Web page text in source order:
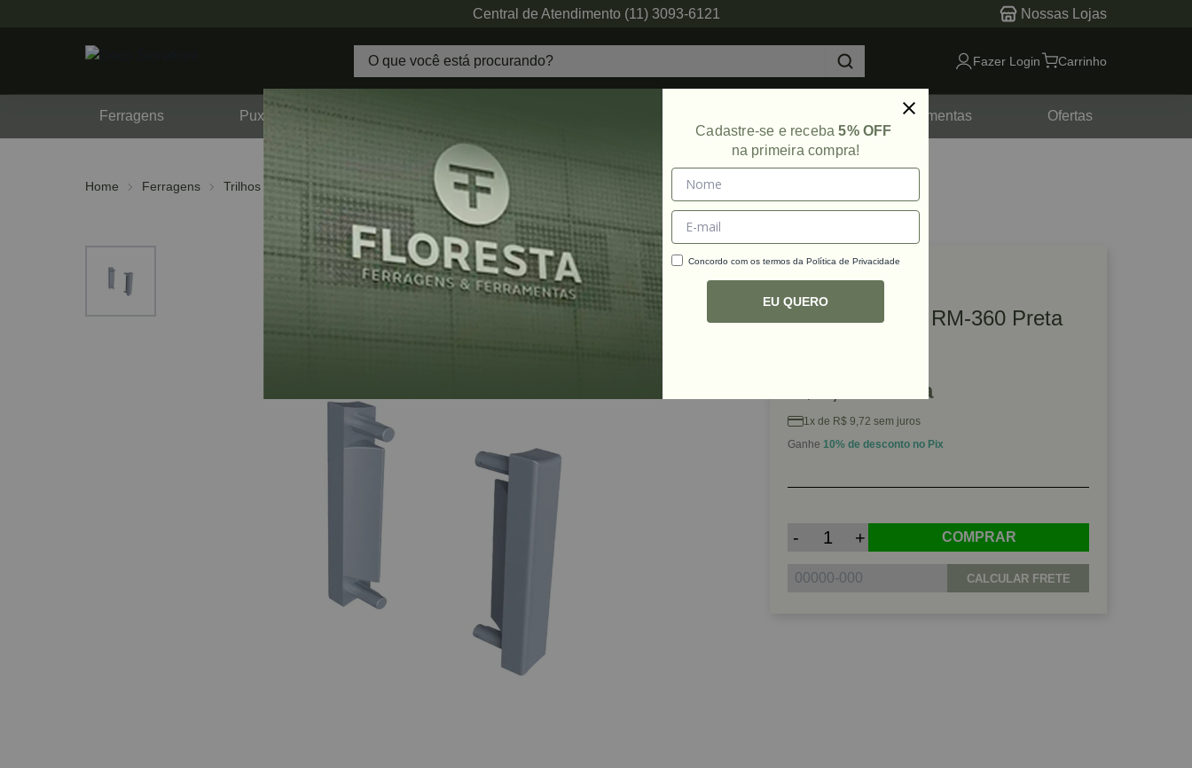
Central de Atendimento (11) 3093-6121 Nossas Lojas
Fazer Login Carrinho
Ferragens Puxadores Ferramentas Ofertas
Home Ferragens Trilhos e Perfis Ponteiras e Tampas
Ref: 67929
Ponteira Piega RM-360 Preta
R$ 9,72 à vista
1x de R$ 9,72 sem juros
Ganhe 10% de desconto no Pix
- + COMPRAR
CALCULAR FRETE
Cadastre-se e receba5% OFF
na primeira compra!
Concordo com os termos da Política de Privacidade
EU QUERO